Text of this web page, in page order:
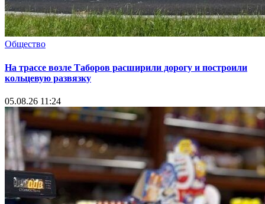
Общество
На трассе возле Таборов расширили дорогу и построили
кольцевую развязку
05.08.26 11:24